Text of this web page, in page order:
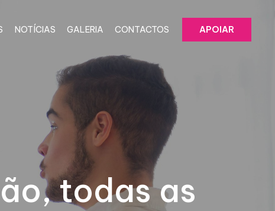
NOTÍCIAS GALERIA CONTACTOS APOIAR
todas as